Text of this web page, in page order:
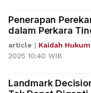
Penerapan
dalam Perkara
Kekerasan Seksual
article | Kaidah Hukum
2025 10:40 WIB
Landmark